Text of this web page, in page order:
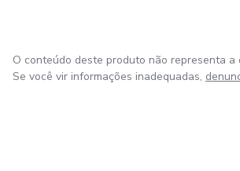
O conteúdo deste produto não representa a
Se você vir informações inadequadas,